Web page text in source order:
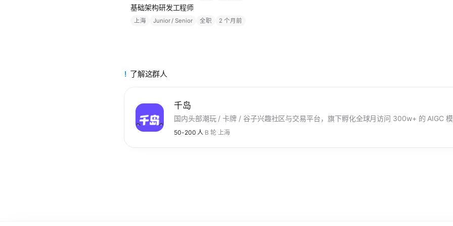
基础架构研发工程师
上海 Junior / Senior 全职 2 个月前
了解这群人
千岛
国内头部潮玩 / 卡牌 / 谷子兴趣社区与交易平台，旗下孵化全球月访问 300w+ 的 AIGC
50-200 人·B 轮·上海